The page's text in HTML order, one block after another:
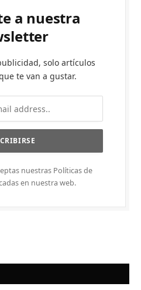
a nuestra
solo artículos
te van a gustar.
nuestras Políticas de
en nuestra web.